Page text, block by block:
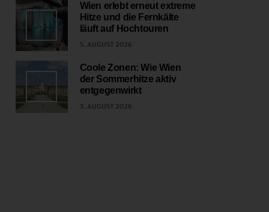
3
Wien erlebt erneut extreme
Hitze und die Fernkälte
läuft auf Hochtouren
5. AUGUST 2026
4
Coole Zonen: Wie Wien
der Sommerhitze aktiv
entgegenwirkt
3. AUGUST 2026